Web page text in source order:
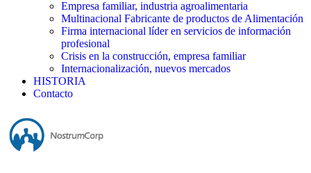
Empresa familiar, industria agroalimentaria
Multinacional Fabricante de productos de Alimentación
Firma internacional líder en servicios de información
profesional
Crisis en la construcción, empresa familiar
Internacionalización, nuevos mercados
HISTORIA
Contacto